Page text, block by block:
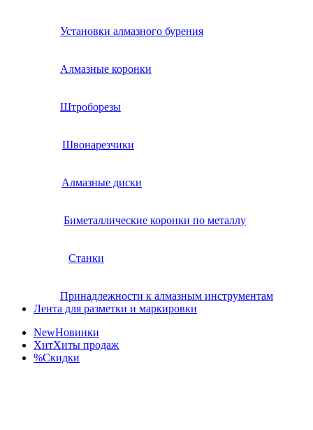
Установки алмазного бурения
Алмазные коронки
Штроборезы
Швонарезчики
Алмазные диски
Биметаллические коронки по металлу
Станки
Принадлежности к алмазным инструментам
Лента для разметки и маркировки
NewНовинки
ХитХиты продаж
%Скидки